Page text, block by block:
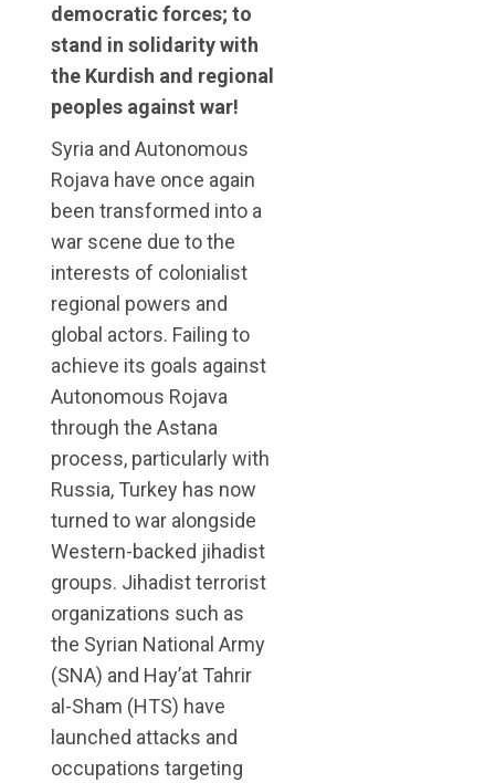
democratic forces; to
stand in solidarity with
the Kurdish and regional
peoples against war!
Syria and Autonomous
Rojava have once again
been transformed into a
war scene due to the
interests of colonialist
regional powers and
global actors. Failing to
achieve its goals against
Autonomous Rojava
through the Astana
process, particularly with
Russia, Turkey has now
turned to war alongside
Western-backed jihadist
groups. Jihadist terrorist
organizations such as
the Syrian National Army
(SNA) and Hay’at Tahrir
al-Sham (HTS) have
launched attacks and
occupations targeting